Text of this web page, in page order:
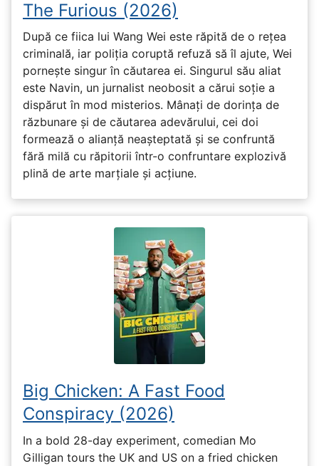
The Furious (2026)
După ce fiica lui Wang Wei este răpită de o rețea
criminală, iar poliția coruptă refuză să îl ajute, Wei
pornește singur în căutarea ei. Singurul său aliat
este Navin, un jurnalist neobosit a cărui soție a
dispărut în mod misterios. Mânați de dorința de
răzbunare și de căutarea adevărului, cei doi
formează o alianță neașteptată și se confruntă
fără milă cu răpitorii într-o confruntare explozivă
plină de arte marțiale și acțiune.
Big Chicken: A Fast Food
Conspiracy (2026)
In a bold 28-day experiment, comedian Mo
Gilligan tours the UK and US on a fried chicken